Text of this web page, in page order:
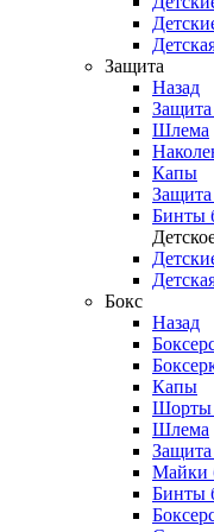
Защита
Назад
Шлема
Капы
Бинты
Бокс
Назад
Капы
Шорты
Шлема
Майки
Бинты